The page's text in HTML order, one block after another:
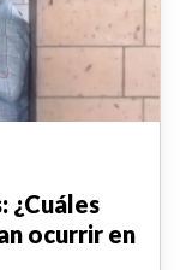
¿Cuáles
ocurrir en